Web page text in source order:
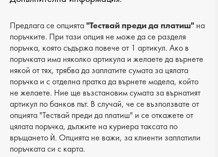
Вид на продукта: ежедневни
Категория: боти
Лицев материал: еко кожа/текстил
Хастар: топъл
Ходило/Подметка: платформа
Вид стелка: текстилна
Височина на тока: -
Височина подметка: 3 cm
Предлага се опцията"Тествай преди да платиш" на
поръчките. При тази опция не може да се разделя
поръчка, която съдържа повече от 1 артикул. Ако в
поръчката има няколко артикула и желаете да върнете
някой от тях, трябва да заплатите сумата за цялата
поръчка и с отделна пратка да върнете модела, който
не желаете. Ние ще възстановим сумата за върнатият
артикул по банков път. В случай, че се възползвате от
опцията "Тествай преди да платиш" и се откажете от
цялата поръчка, дължите на куриера таксата по
връщането ѝ. Опцията не важи, за клиенти заплатили
поръчката си с карта.